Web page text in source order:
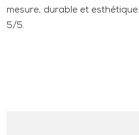
mesure, durable et
5/5.